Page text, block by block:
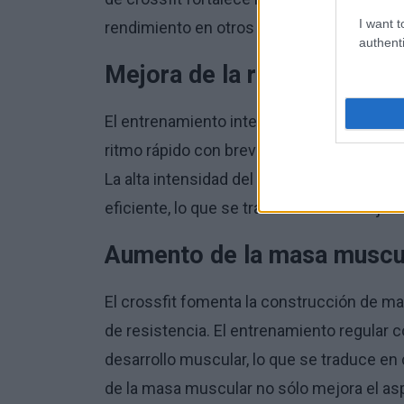
I want
rendimiento en otros deportes y
Mejora de la resistencia
El entrenamiento intenso de crossfit
ritmo rápido con breves descansos
La alta intensidad del entrenamiento
eficiente, lo que se traduce en una
Aumento de la masa
El crossfit fomenta la construcción de
de resistencia. El entrenamiento regular
desarrollo muscular, lo que se traduce
de la masa muscular no sólo mejora el